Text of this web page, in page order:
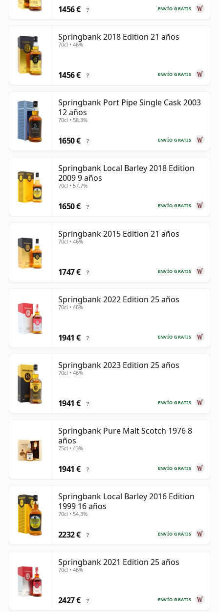
ENVÍO GRATIS
1456 € ?
Springbank 2018 Edition 21 años
70cl • 46%
ENVÍO GRATIS
1456 € ?
Springbank Port Pipe Single Cask 2003
12 años
70cl • 58.3%
ENVÍO GRATIS
1650 € ?
Springbank Local Barley 2018 Edition
2009 9 años
70cl • 57.7%
ENVÍO GRATIS
1650 € ?
Springbank 2015 Edition 21 años
70cl • 46%
ENVÍO GRATIS
1747 € ?
Springbank 2022 Edition 25 años
70cl • 46%
ENVÍO GRATIS
1941 € ?
Springbank 2023 Edition 25 años
70cl • 46%
ENVÍO GRATIS
1941 € ?
Springbank Pure Malt Scotch 1976 8
años
75cl • 43%
ENVÍO GRATIS
1941 € ?
Springbank Local Barley 2016 Edition
1999 16 años
70cl • 54.3%
ENVÍO GRATIS
2232 € ?
Springbank 2021 Edition 25 años
70cl • 46%
ENVÍO GRATIS
2427 € ?